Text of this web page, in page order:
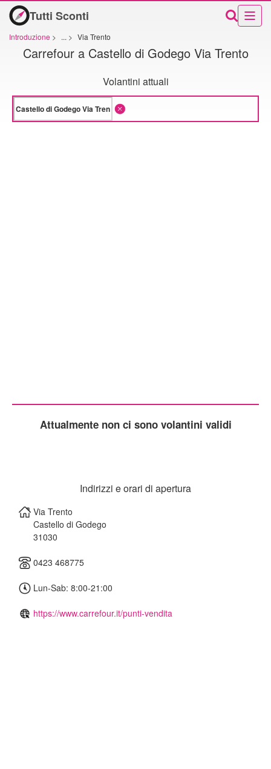
Tutti Sconti
Introduzione > ... > Via Trento
Carrefour a Castello di Godego Via Trento
Volantini attuali
Attualmente non ci sono volantini validi
Indirizzi e orari di apertura
Via Trento
Castello di Godego
31030
0423 468775
Lun-Sab: 8:00-21:00
https://www.carrefour.it/punti-vendita